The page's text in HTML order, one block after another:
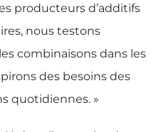
producteurs d’additifs
nous testons
combinaisons dans les
des besoins des
quotidiennes. »